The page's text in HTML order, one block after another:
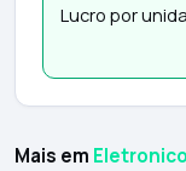
Lucro por
Mais em